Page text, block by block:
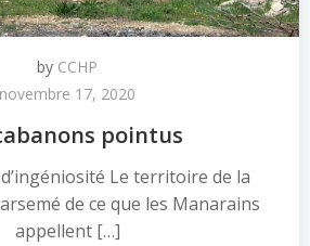
by CCHP
novembre 17, 2020
pointus
Le territoire de la
de ce que les Manarains
appellent […]